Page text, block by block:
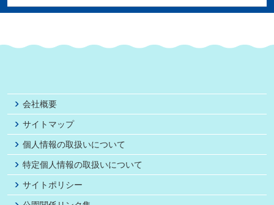
会社概要
サイトマップ
個人情報の取扱いについて
特定個人情報の取扱いについて
サイトポリシー